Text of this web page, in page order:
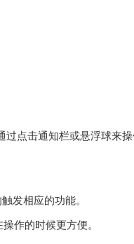
过点击通知栏或悬浮球来
发相应的功能。
作的时候更方便。